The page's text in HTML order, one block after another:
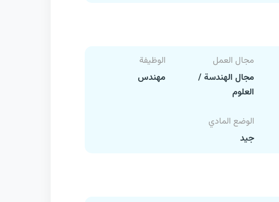
مجال العمل
مجال الهندسة /
العلوم
الوظيفة
مهندس
الوضع المادي
جيد